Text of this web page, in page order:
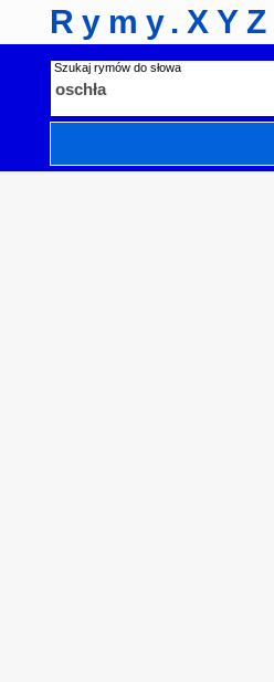
Rymy.XYZ
Szukaj rymów do słowa